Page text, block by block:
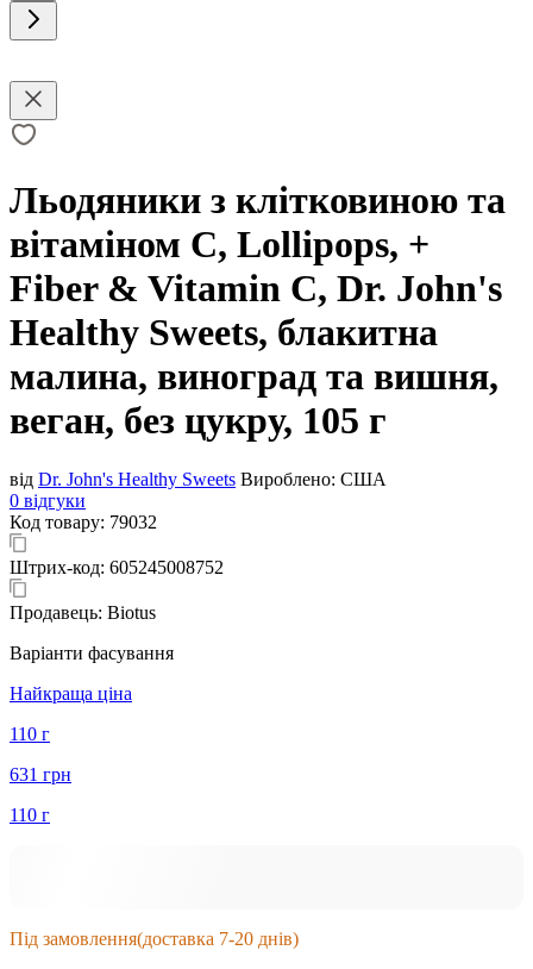
Льодяники з клітковиною та
вітаміном C, Lollipops, +
Fiber & Vitamin C, Dr. John's
Healthy Sweets, блакитна
малина, виноград та вишня,
веган, без цукру, 105 г
від Dr. John's Healthy Sweets Вироблено: США
0 відгуки
Код товару: 79032
Штрих-код: 605245008752
Продавець: Biotus
Варіанти фасування
Найкраща ціна
110 г
631 грн
110 г
Під замовлення(доставка 7-20 днів)